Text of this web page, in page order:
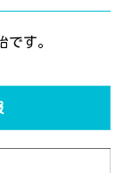
す。